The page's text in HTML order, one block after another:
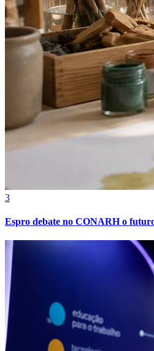
Bahia
3
Espro debate no CONARH o futuro